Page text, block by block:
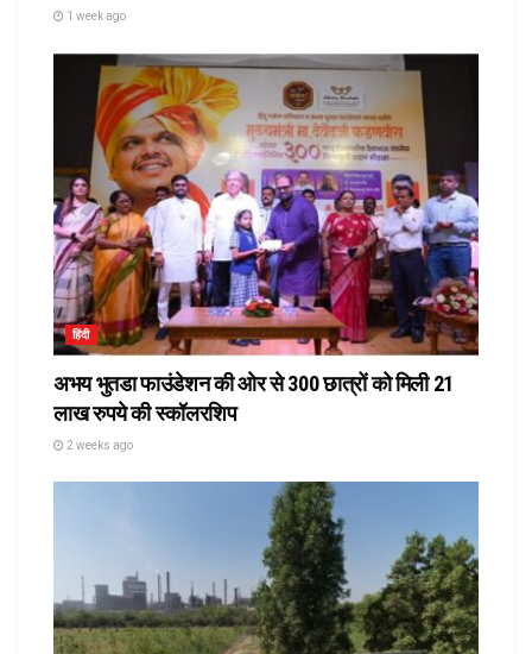
1 week ago
हिंदी
अभय भुतडा फाउंडेशन की ओर से 300 छात्रों को मिली 21
लाख रुपये की स्कॉलरशिप
2 weeks ago